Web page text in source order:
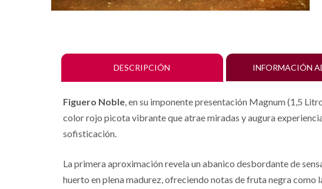
DESCRIPCIÓN INFORMACIÓN
Figuero Noble, en su imponente presentación Magnum (1,5
color rojo picota vibrante que atrae miradas y augura
sofisticación.
La primera aproximación revela un abanico desbordante de
huerto en plena madurez, ofreciendo notas de fruta negra como